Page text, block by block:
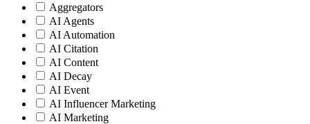
Aggregators
AI Agents
AI Automation
AI Citation
AI Content
AI Decay
AI Event
AI Influencer Marketing
AI Marketing